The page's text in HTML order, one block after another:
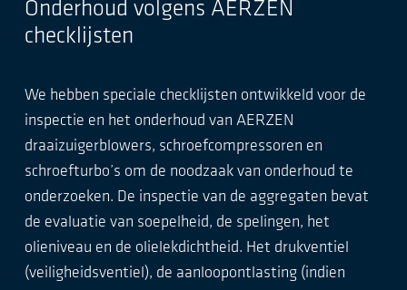
Onderhoud volgens AERZEN
checklijsten
We hebben speciale checklijsten ontwikkeld voor de
inspectie en het onderhoud van AERZEN
draaizuigerblowers, schroefcompressoren en
schroefturbo’s om de noodzaak van onderhoud te
onderzoeken. De inspectie van de aggregaten bevat
de evaluatie van soepelheid, de spelingen, het
olieniveau en de olielekdichtheid. Het drukventiel
(veiligheidsventiel), de aanloopontlasting (indien